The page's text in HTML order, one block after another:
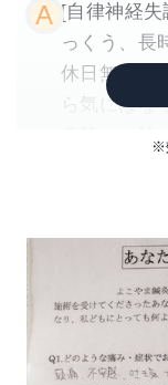
ッセージ
新たなアプ
かもしれま
[自律神経
っくう、長
休日無気力
ら気にはな
る時との波
職場のスト
なる前に何
ころでした
※